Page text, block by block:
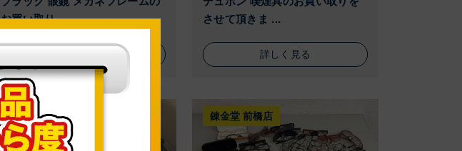
お買い取り ...
させて頂きま ...
詳しく見る
錬金堂 前橋店 錬金堂 前橋店